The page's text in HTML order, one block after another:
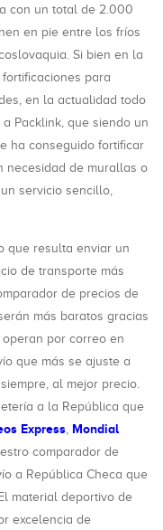
con un total de 2.000
en pie entre los fríos
Si bien en la
para
en la actualidad todo
Packlink, que siendo un
ha conseguido fortificar
necesidad de murallas o
servicio sencillo,
que resulta enviar un
de transporte más
de precios de
más baratos gracias
por correo en
que más se ajuste a
al mejor precio.
a la República que
Express, Mondial
comparador de
a República Checa que
material deportivo de
excelencia de